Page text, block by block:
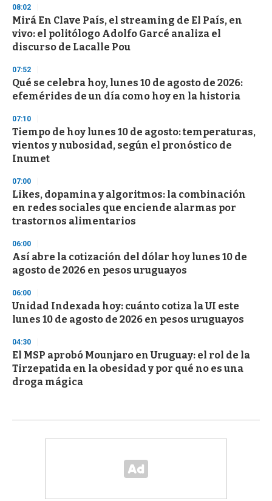
s
e
c
o
n
s
08:02
Mirá En Clave País, el streaming de El País, en
vivo: el politólogo Adolfo Garcé analiza el
discurso de Lacalle Pou
07:52
Qué se celebra hoy, lunes 10 de agosto de 2026:
efemérides de un día como hoy en la historia
07:10
Tiempo de hoy lunes 10 de agosto: temperaturas,
vientos y nubosidad, según el pronóstico de
Inumet
07:00
Likes, dopamina y algoritmos: la combinación
en redes sociales que enciende alarmas por
trastornos alimentarios
06:00
Así abre la cotización del dólar hoy lunes 10 de
agosto de 2026 en pesos uruguayos
06:00
Unidad Indexada hoy: cuánto cotiza la UI este
lunes 10 de agosto de 2026 en pesos uruguayos
04:30
El MSP aprobó Mounjaro en Uruguay: el rol de la
Tirzepatida en la obesidad y por qué no es una
droga mágica